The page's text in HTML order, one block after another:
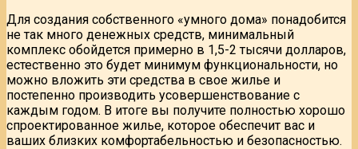
Для создания собственного «умного дома» понадобится
не так много денежных средств, минимальный
комплекс обойдется примерно в 1,5-2 тысячи долларов,
естественно это будет минимум функциональности, но
можно вложить эти средства в свое жилье и
постепенно производить усовершенствование с
каждым годом. В итоге вы получите полностью хорошо
спроектированное жилье, которое обеспечит вас и
ваших близких комфортабельностью и безопасностью.